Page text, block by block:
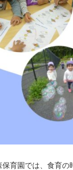
保育園では、食育